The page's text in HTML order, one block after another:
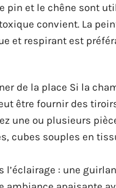
pin et le chêne sont
convient. La
et respirant est
de la place Si la
être fournir des
une ou plusieurs
cubes souples en
l’éclairage : une